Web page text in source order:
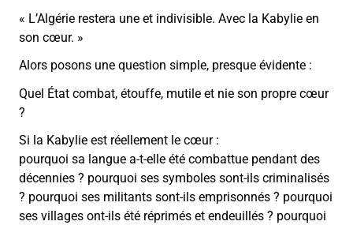
« L’Algérie restera une et indivisible. Avec la Kabylie en
son cœur. »
Alors posons une question simple, presque évidente :
Quel État combat, étouffe, mutile et nie son propre cœur
?
Si la Kabylie est réellement le cœur :
pourquoi sa langue a-t-elle été combattue pendant des
décennies ? pourquoi ses symboles sont-ils criminalisés
? pourquoi ses militants sont-ils emprisonnés ? pourquoi
ses villages ont-ils été réprimés et endeuillés ? pourquoi